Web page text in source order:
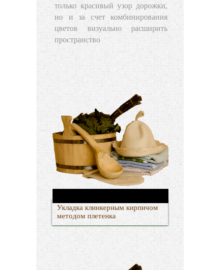
только красивый узор дорожки,
но и за счет комбинирования
цветов визуально расширить
пространство
Укладка клинкерным кирпичом
методом плетенка